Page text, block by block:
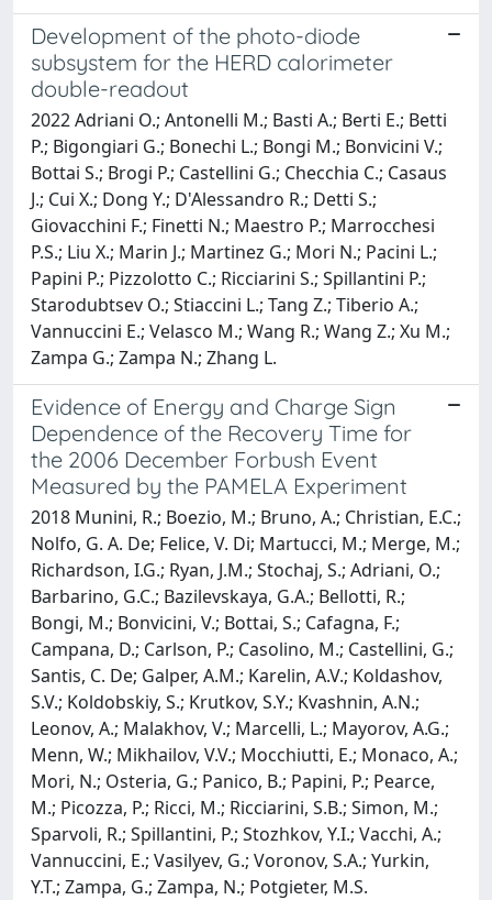
Development of the photo-diode
subsystem for the HERD calorimeter
double-readout
2022 Adriani O.; Antonelli M.; Basti A.; Berti E.; Betti
P.; Bigongiari G.; Bonechi L.; Bongi M.; Bonvicini V.;
Bottai S.; Brogi P.; Castellini G.; Checchia C.; Casaus
J.; Cui X.; Dong Y.; D'Alessandro R.; Detti S.;
Giovacchini F.; Finetti N.; Maestro P.; Marrocchesi
P.S.; Liu X.; Marin J.; Martinez G.; Mori N.; Pacini L.;
Papini P.; Pizzolotto C.; Ricciarini S.; Spillantini P.;
Starodubtsev O.; Stiaccini L.; Tang Z.; Tiberio A.;
Vannuccini E.; Velasco M.; Wang R.; Wang Z.; Xu M.;
Zampa G.; Zampa N.; Zhang L.
Evidence of Energy and Charge Sign
Dependence of the Recovery Time for
the 2006 December Forbush Event
Measured by the PAMELA Experiment
2018 Munini, R.; Boezio, M.; Bruno, A.; Christian, E.C.;
Nolfo, G. A. De; Felice, V. Di; Martucci, M.; Merge, M.;
Richardson, I.G.; Ryan, J.M.; Stochaj, S.; Adriani, O.;
Barbarino, G.C.; Bazilevskaya, G.A.; Bellotti, R.;
Bongi, M.; Bonvicini, V.; Bottai, S.; Cafagna, F.;
Campana, D.; Carlson, P.; Casolino, M.; Castellini, G.;
Santis, C. De; Galper, A.M.; Karelin, A.V.; Koldashov,
S.V.; Koldobskiy, S.; Krutkov, S.Y.; Kvashnin, A.N.;
Leonov, A.; Malakhov, V.; Marcelli, L.; Mayorov, A.G.;
Menn, W.; Mikhailov, V.V.; Mocchiutti, E.; Monaco, A.;
Mori, N.; Osteria, G.; Panico, B.; Papini, P.; Pearce,
M.; Picozza, P.; Ricci, M.; Ricciarini, S.B.; Simon, M.;
Sparvoli, R.; Spillantini, P.; Stozhkov, Y.I.; Vacchi, A.;
Vannuccini, E.; Vasilyev, G.; Voronov, S.A.; Yurkin,
Y.T.; Zampa, G.; Zampa, N.; Potgieter, M.S.